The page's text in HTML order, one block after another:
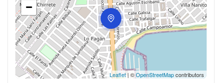
−
Leaflet| ©OpenStreetMapcontributors